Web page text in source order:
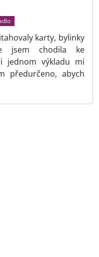
karty, bylinky
jsem chodila ke
jednom výkladu mi
předurčeno, abych